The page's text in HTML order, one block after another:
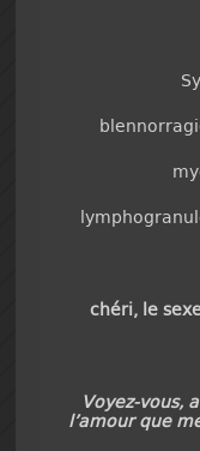
chéri, le
Voyez-vous,
l’amour que